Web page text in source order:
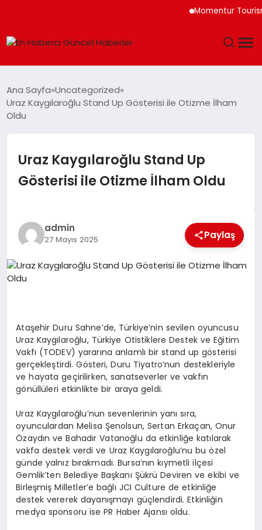
Momentur Tourism
SPOR
DÜNYA
EKONOMI
SIYASET
Ana Sayfa Uncategorized
Uraz Kaygılaroğlu Stand Up Gösterisi ile Otizme İlham
Oldu
Uraz Kaygılaroğlu Stand Up
Gösterisi ile Otizme İlham Oldu
admin
27 Mayıs 2025 Paylaş
Ataşehir Duru Sahne’de, Türkiye’nin sevilen oyuncusu
Uraz Kaygılaroğlu, Türkiye Otistiklere Destek ve Eğitim
Vakfı (TODEV) yararına anlamlı bir stand up gösterisi
gerçekleştirdi. Gösteri, Duru Tiyatro’nun destekleriyle
ve hayata geçirilirken, sanatseverler ve vakfın
gönüllüleri etkinlikte bir araya geldi.
Uraz Kaygılaroğlu’nun sevenlerinin yanı sıra,
oyunculardan Melisa Şenolsun, Sertan Erkaçan, Onur
Özaydın ve Bahadır Vatanoğlu da etkinliğe katılarak
vakfa destek verdi ve Uraz Kaygılaroğlu’nu bu özel
günde yalnız bırakmadı. Bursa’nın kıymetli ilçesi
Gemlik’ten Belediye Başkanı Şükrü Deviren ve ekibive
Birleşmiş Milletler’e bağlı JCICulture de etkinliğe
destek vererek dayanışmayı güçlendirdi. Etkinliğin
medya sponsoru ise PR Haber Ajansı oldu.